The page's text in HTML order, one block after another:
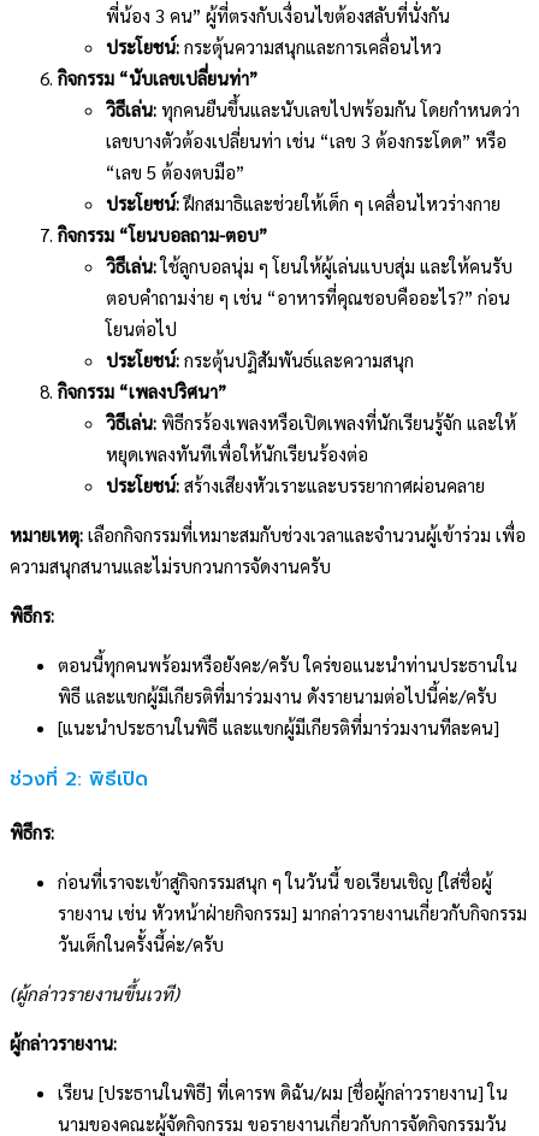
พี่น้อง 3 คน” ผู้ที่ตรงกับเงื่อนไขต้องสลับที่นั่งกัน
ประโยชน์: กระตุ้นความสนุกและการเคลื่อนไหว
กิจกรรม “นับเลขเปลี่ยนท่า”
วิธีเล่น: ทุกคนยืนขึ้นและนับเลขไปพร้อมกัน โดยกำหนดว่า
เลขบางตัวต้องเปลี่ยนท่า เช่น “เลข 3 ต้องกระโดด” หรือ
“เลข 5 ต้องตบมือ”
ประโยชน์:ฝึกสมาธิและช่วยให้เด็ก ๆ เคลื่อนไหวร่างกาย
กิจกรรม “โยนบอลถาม-ตอบ”
วิธีเล่น:ใช้ลูกบอลนุ่ม ๆ โยนให้ผู้เล่นแบบสุ่ม และให้คนรับ
ตอบคำถามง่าย ๆ เช่น “อาหารที่คุณชอบคืออะไร?” ก่อน
โยนต่อไป
ประโยชน์: กระตุ้นปฏิสัมพันธ์และความสนุก
กิจกรรม “เพลงปริศนา”
วิธีเล่น: พิธีกรร้องเพลงหรือเปิดเพลงที่นักเรียนรู้จัก และให้
หยุดเพลงทันทีเพื่อให้นักเรียนร้องต่อ
ประโยชน์: สร้างเสียงหัวเราะและบรรยากาศผ่อนคลาย
หมายเหตุ: เลือกกิจกรรมที่เหมาะสมกับช่วงเวลาและจำนวนผู้เข้าร่วม เพื่อ
ความสนุกสนานและไม่รบกวนการจัดงานครับ
พิธีกร:
ตอนนี้ทุกคนพร้อมหรือยังคะ/ครับ ใคร่ขอแนะนำท่านประธานใน
พิธี และแขกผู้มีเกียรติที่มาร่วมงาน ดังรายนามต่อไปนี้ค่ะ/ครับ
[แนะนำประธานในพิธี และแขกผู้มีเกียรติที่มาร่วมงานทีละคน]
ช่วงที่ 2: พิธีเปิด
พิธีกร:
ก่อนที่เราจะเข้าสู่กิจกรรมสนุก ๆ ในวันนี้ ขอเรียนเชิญ [ใส่ชื่อผู้
รายงาน เช่น หัวหน้าฝ่ายกิจกรรม] มากล่าวรายงานเกี่ยวกับกิจกรรม
วันเด็กในครั้งนี้ค่ะ/ครับ
(ผู้กล่าวรายงานขึ้นเวที)
ผู้กล่าวรายงาน:
เรียน [ประธานในพิธี] ที่เคารพ ดิฉัน/ผม [ชื่อผู้กล่าวรายงาน] ใน
นามของคณะผู้จัดกิจกรรม ขอรายงานเกี่ยวกับการจัดกิจกรรมวัน